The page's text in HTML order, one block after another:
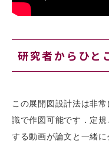
研究者からひと
この展開図設計法は非
識で作図可能です．定
する動画が論文と一緒